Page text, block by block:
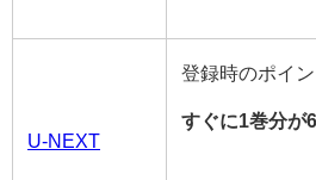
U-NEXT
登録時のポイ
すぐに1巻分が